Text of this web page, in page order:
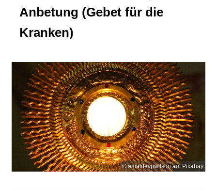
Anbetung (Gebet für die
Kranken)
© amaldevpwilson auf Pixabay